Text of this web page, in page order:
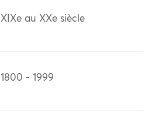
XIXe au XXe siècle
1800 - 1999